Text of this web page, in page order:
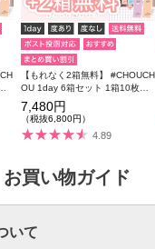
【もれなく2箱無料】 #CHOUCH
OU 1day 6箱セット 1箱10枚入
り 合計60枚
7,480円
（税抜6,800円）
4.89
お買い物ガイド
いて